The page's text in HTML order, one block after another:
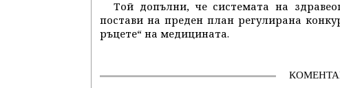
Той допълни, че системата на
постави на преден план регулирана
ръцете“ на медицината.